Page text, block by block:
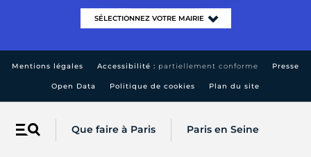
Menu Que faire à Paris Paris en Seine
Mentions légales Accessibilité : partiellement conforme Presse
Open Data Politique de cookies Plan du site